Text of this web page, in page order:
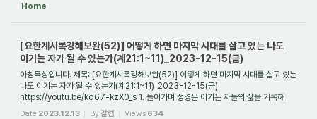
Home
[요한계시록강해보완(52)] 어떻게 하면 마지막 시대를 살고 있는 나도
이기는 자가 될 수 있는가(계21:1~11)_2023-12-15(금)
아침묵상입니다. 제목: [요한계시록강해보완(52)] 어떻게 하면 마지막 시대를 살고 있는
나도 이기는 자가 될 수 있는가(계21:1~11)_2023-12-15(금)
https://youtu.be/kq67-kzX0_s 1. 들어가며 성경은 이기는 자들의 삶을 기록해
놓은 책이다. 그러므로 우리는...
Date 2023.12.13 By갈렙 Views 634